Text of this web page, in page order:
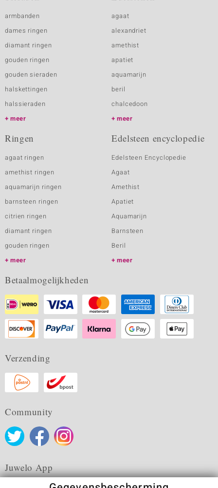
armbanden
dames ringen
diamant ringen
gouden ringen
gouden sieraden
halskettingen
halssieraden
meer
agaat
alexandriet
amethist
apatiet
aquamarijn
beril
chalcedoon
meer
Ringen
agaat ringen
amethist ringen
aquamarijn ringen
barnsteen ringen
citrien ringen
diamant ringen
gouden ringen
meer
Edelsteen encyclopedie
Edelsteen Encyclopedie
Agaat
Amethist
Apatiet
Aquamarijn
Barnsteen
Beril
meer
Betaalmogelijkheden
Verzending
Community
Juwelo App